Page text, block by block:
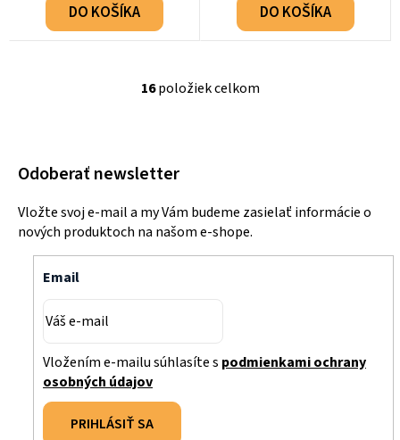
DO KOŠÍKA DO KOŠÍKA
O
a
c
k
16položiek celkom
Odoberať newsletter
Vložte svoj e-mail a my Vám budeme zasielať informácie o
nových produktoch na našom e-shope.
Email
Vložením e-mailu súhlasíte s podmienkami ochrany
osobných údajov
PRIHLÁSIŤ SA